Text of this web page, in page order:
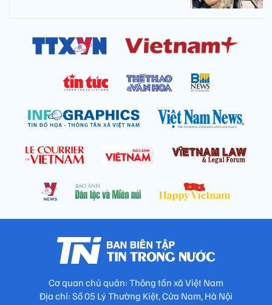
Cơ quan chủ quản: Thông tấn xã Việt Nam
Địa chỉ: Số 05 Lý Thường Kiệt, Cửa Nam, Hà Nội